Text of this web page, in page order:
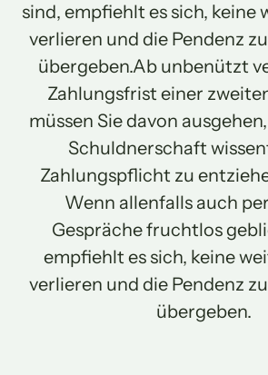
sind, empfiehlt es sich, keine
verlieren und die Pendenz
übergeben.Ab unbenützt
Zahlungsfrist einer
müssen Sie davon
Schuldnerschaft
Zahlungspflicht zu
Wenn allenfalls auch
Gespräche fruchtlos
empfiehlt es sich, keine
verlieren und die Pendenz
übergeben.